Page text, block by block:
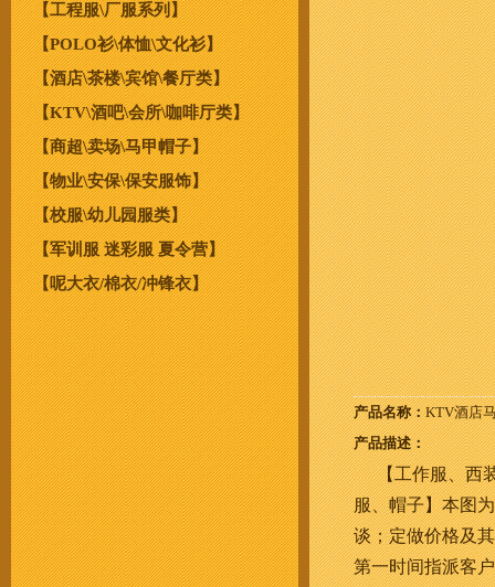
【工程服\厂服系列】
【POLO衫\体恤\文化衫】
【酒店\茶楼\宾馆\餐厅类】
【KTV\酒吧\会所\咖啡厅类】
【商超\卖场\马甲帽子】
【物业\安保\保安服饰】
【校服\幼儿园服类】
【军训服 迷彩服 夏令营】
【呢大衣/棉衣/冲锋衣】
产品名称：KTV酒店
产品描述：
【工作服、西
服、帽子】本图
谈；定做价格及
第一时间指派客